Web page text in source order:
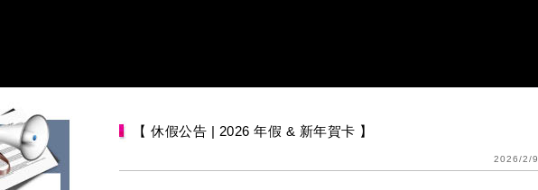
【 休假公告 | 2026 年假 & 新年賀卡 】
2026/2/9